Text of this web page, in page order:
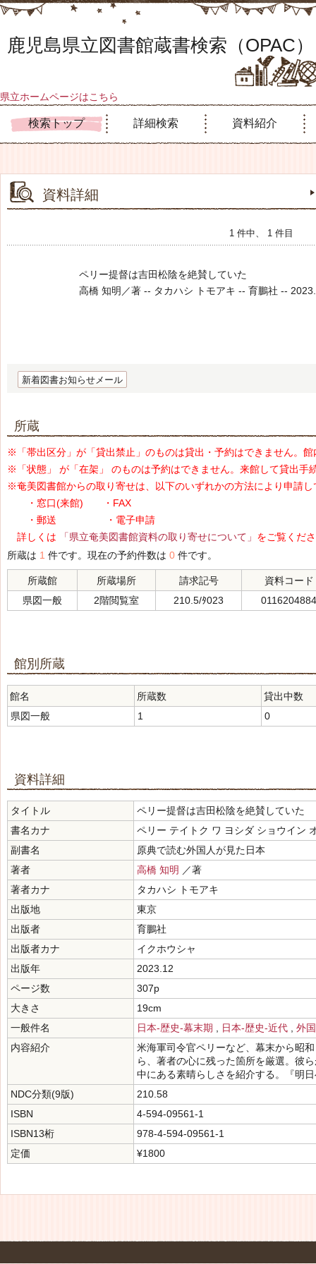
鹿児島県立図書館蔵書検索（OPAC）
県立ホームページはこちら
検索トップ 詳細検索 資料紹介
資料詳細
1 件中、 1 件目
ペリー提督は吉田松陰を絶賛していた
高橋 知明／著 -- タカハシ トモアキ -- 育鵬社 --
新着図書お知らせメール
所蔵
※「帯出区分」が「貸出禁止」のものは貸出・予約はできません。
※「状態」 が「在架」 のものは予約はできません。来館して貸出手
※奄美図書館からの取り寄せは、以下のいずれかの方法により申請し
・窓口(来館) ・FAX
・郵送 ・電子申請
詳しくは
「県立奄美図書館資料の取り寄せについて」 をご覧くだ
所蔵は 1 件です。現在の予約件数は 0 件です。
所蔵館 所蔵場所 請求記号
資料コード
県図一般
2階閲覧室 210.5/ﾀ023 0116204884
館別所蔵
館名 所蔵数
貸出中数
県図一般
1 0
資料詳細
タイトル
ペリー提督は吉田松陰を絶賛していた
書名カナ
ペリー テイトク ワ ヨシダ ショウイン
副書名
原典で読む外国人が見た日本
著者
高橋 知明 ／著
著者カナ
タカハシ トモアキ
出版地
東京
出版者
育鵬社
出版者カナ
イクホウシャ
出版年
2023.12
ページ数
307p
大きさ
19cm
一般件名
日本-歴史-幕末期 日本-歴史-近代
外
内容紹介
米海軍司令官ペリーなど、幕末から昭
ら、著者の心に残った箇所を厳選。彼
中にある素晴らしさを紹介する。『明
NDC分類(9版)
210.58
ISBN
4-594-09561-1
ISBN13桁
978-4-594-09561-1
定価
¥1800